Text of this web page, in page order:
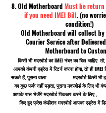
8. Old Motherboard Must be return
if you need IMEI Bill. (no
condition!)
Old Motherboard will collect by
Courier Service after
Motherboard to
किसी भी मदरबोर्ड का IMEI नंबर का बिल चाहिए तो,
आपको कंपनी एड्रेस में रिटर्न करना होगा, तो ही IMEI
सकते हैं, पुराना वाला मदरबोर्ड किसी भी
का कुछ फर्क नहीं पड़ता, पुराना मदरबोर्ड के लिए भी
आपके पास भेजेंगे मदरबोर्ड पिकअप करने
किए हुए फ्रेश कंडीशन मदरबोर्ड आपका एड्रेस में